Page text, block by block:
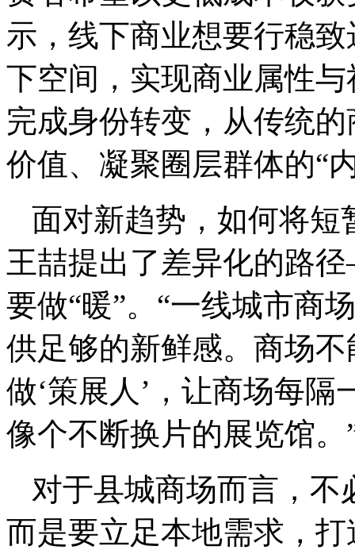
示，线下商业想要行稳
下空间，实现商业属性
完成身份转变，从传统
价值、凝聚圈层群体的“
面对新趋势，如何将短
王喆提出了差异化的路
要做“暖”。“一线城市商
供足够的新鲜感。商场不
做‘策展人’，让商场每
像个不断换片的展览馆。
对于县城商场而言，
而是要立足本地需求，